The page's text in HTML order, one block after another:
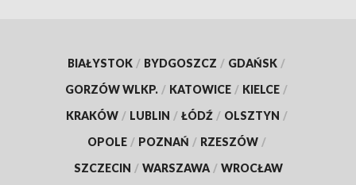
BIAŁYSTOK / BYDGOSZCZ / GDAŃSK /
GORZÓW WLKP. / KATOWICE / KIELCE /
KRAKÓW / LUBLIN / ŁÓDŹ / OLSZTYN /
OPOLE / POZNAŃ / RZESZÓW /
SZCZECIN / WARSZAWA / WROCŁAW